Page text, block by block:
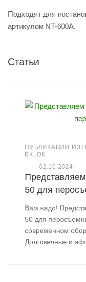
Подходят для
артикулом NT-600A.
Статьи
ПУБЛИКАЦИИ ИЗ
ВК, ОК
—
02.10.2024
50 для
Вам надо!
50 для
современном
Долговечные и